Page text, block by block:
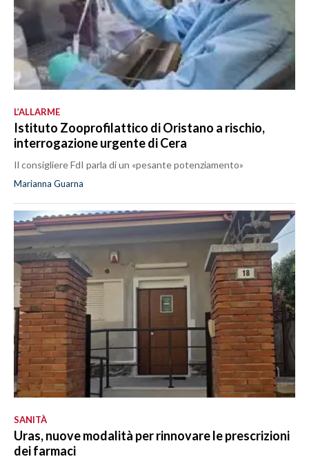
L’ALLARME
Istituto Zooprofilattico di Oristano a rischio,
interrogazione urgente di Cera
Il consigliere FdI parla di un «pesante potenziamento»
Marianna Guarna
SANITÀ
Uras, nuove modalità per rinnovare le prescrizioni
dei farmaci